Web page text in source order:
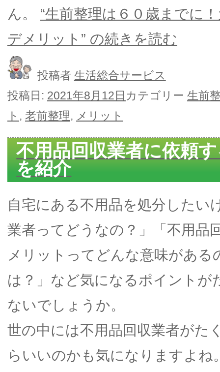
ん。 “生前整理は６０歳までに
デメリット” の続きを読む
投稿者 生活総合サービス
投稿日: 2021年8月12日 カテゴリー 生前
ト , 老前整理, メリット
不用品回収業者に依頼
を紹介
自宅にある不用品を処分したい
業者ってどうなの？」「不用品
メリットってどんな意味がある
は？」など気になるポイントが
ないでしょうか。
世の中には不用品回収業者がた
らいいのかも気になりますよ